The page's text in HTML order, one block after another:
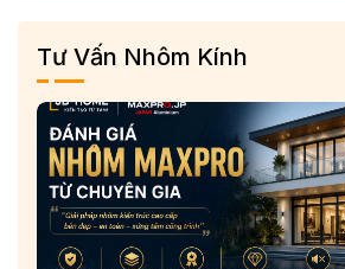
Tư Vấn Nhôm Kính